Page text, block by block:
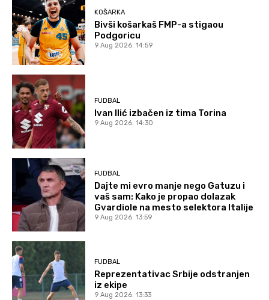
KOŠARKA
Bivši košarkaš FMP-a stigaou
Podgoricu
9 Aug 2026. 14:59
FUDBAL
Ivan Ilić izbačen iz tima Torina
9 Aug 2026. 14:30
FUDBAL
Dajte mi evro manje nego Gatuzu i
vaš sam: Kako je propao dolazak
Gvardiole na mesto selektora Italije
9 Aug 2026. 13:59
FUDBAL
Reprezentativac Srbije odstranjen
iz ekipe
9 Aug 2026. 13:33